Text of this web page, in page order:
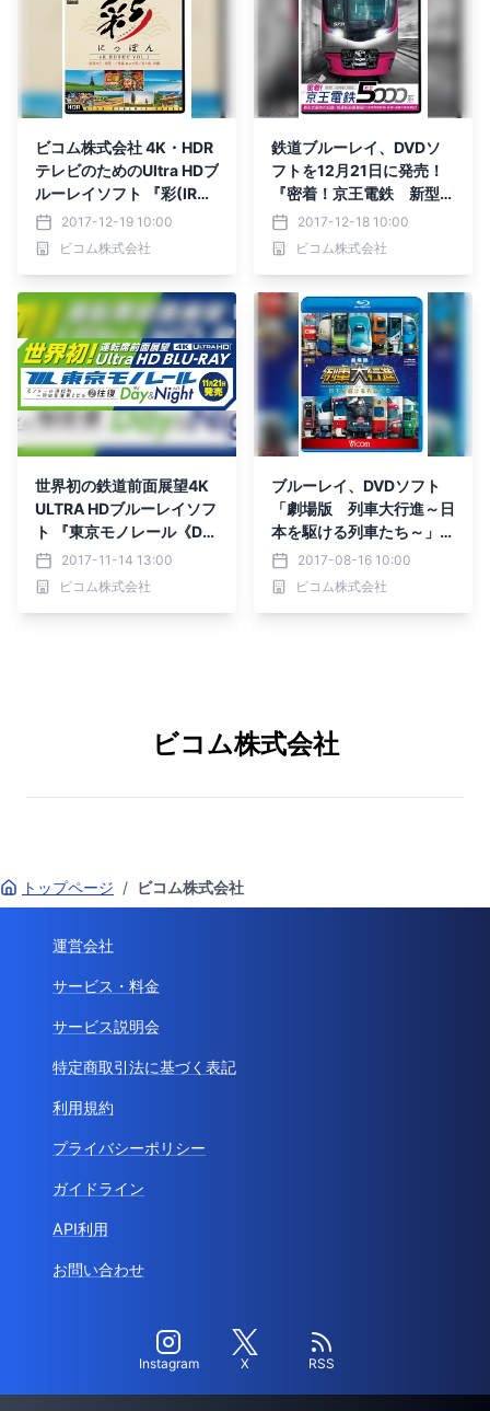
ビコム株式会社 4K・HDR
テレビのためのUltra HDブ
ルーレイソフト 『彩(IRO
DORI)にっぽん 4K HDR紀
行 Vol.1 ～美瑛の丘・初
夏 青森ねぶた祭 美ら
リリース！
2017-12-19 10:00
ビコム株式会社
鉄道ブルーレイ、DVDソ
フトを12月21日に発売！
『密着！京王電鉄 新型5
000系 新形式誕生の記録
／ 試運転前面展望【大島
車両検修場～新宿～高幡不
2017-12-18 10:00
ビコム株式会社
世界初の鉄道前面展望4K
ULTRA HDブルーレイソフ
ト 『東京モノレール《Da
y＆Night(デイ＆ナイ
ト)》』を発売
2017-11-14 13:00
ビコム株式会社
ブルーレイ、DVDソフト
「劇場版 列車大行進～日
本を駆ける列車たち～」発
売のお知らせ
2017-08-16 10:00
ビコム株式会社
ビコム株式会社
トップページ / ビコム株式会社
運営会社
サービス・料金
サービス説明会
特定商取引法に基づく表記
利用規約
プライバシーポリシー
ガイドライン
API利用
お問い合わせ
Instagram X RSS